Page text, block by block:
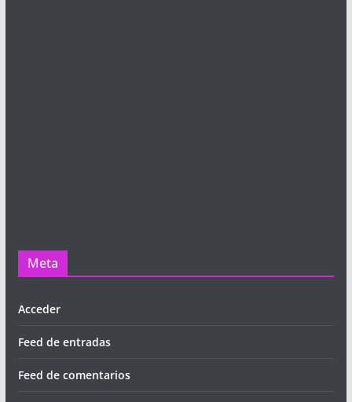
Meta
Acceder
Feed de entradas
Feed de comentarios